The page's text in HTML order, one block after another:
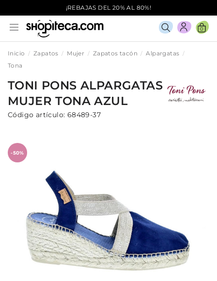
¡REBAJAS DEL 20% AL 80%!
0
Inicio Zapatos Mujer Zapatos tacón
Alpargatas
Tona
TONI PONS ALPARGATAS
MUJERTONAAZUL
Código artículo: 68489-37
-50%